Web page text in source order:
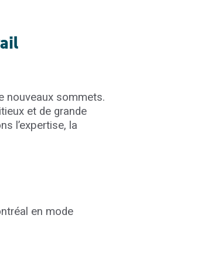
nouveaux sommets.
et de grande
l’expertise, la
en mode